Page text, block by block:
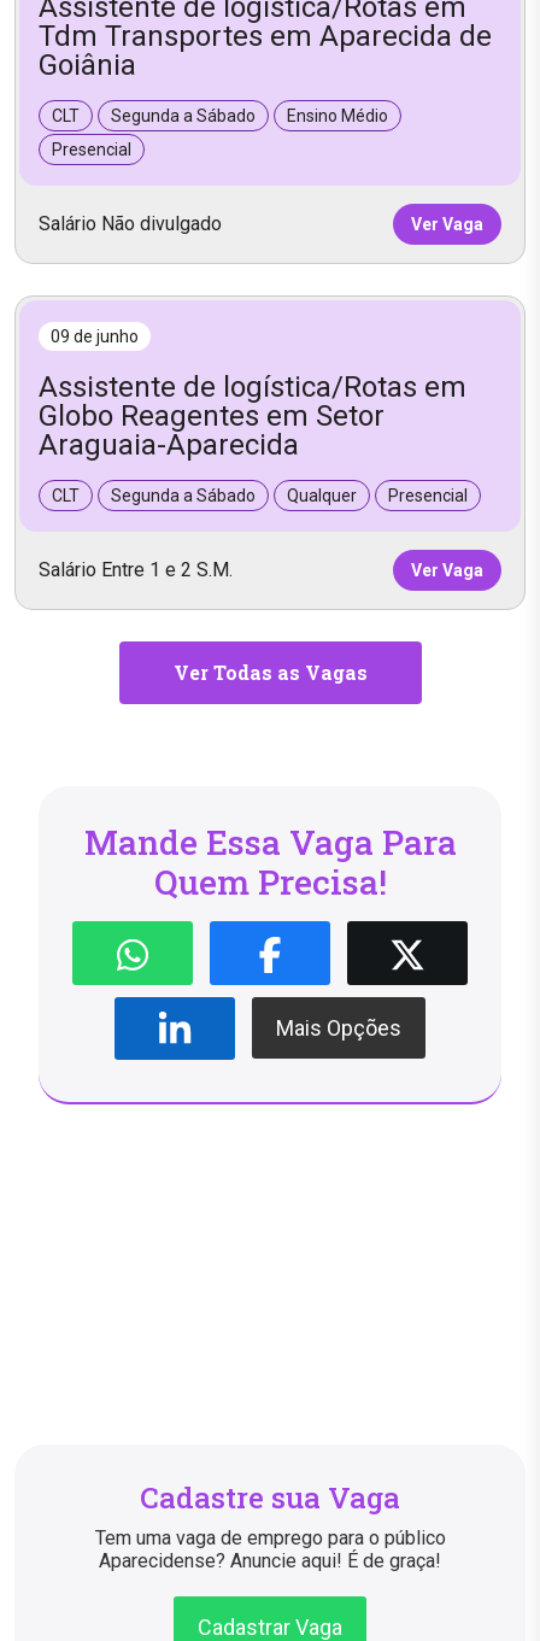
Assistente de logística/Rotas em
Tdm Transportes em Aparecida de
Goiânia
CLT Segunda a Sábado
Ensino Médio
Presencial
Salário Não divulgado Ver Vaga
09 de junho
Assistente de logística/Rotas em
Globo Reagentes em Setor
Araguaia-Aparecida
CLT Segunda a Sábado Qualquer Presencial
Salário Entre 1 e 2 S.M. Ver Vaga
Ver Todas as Vagas
Mande Essa Vaga Para
Quem Precisa!
Mais Opções
Cadastre sua Vaga
Tem uma vaga de emprego para o público
Aparecidense? Anuncie aqui! É de graça!
Cadastrar Vaga